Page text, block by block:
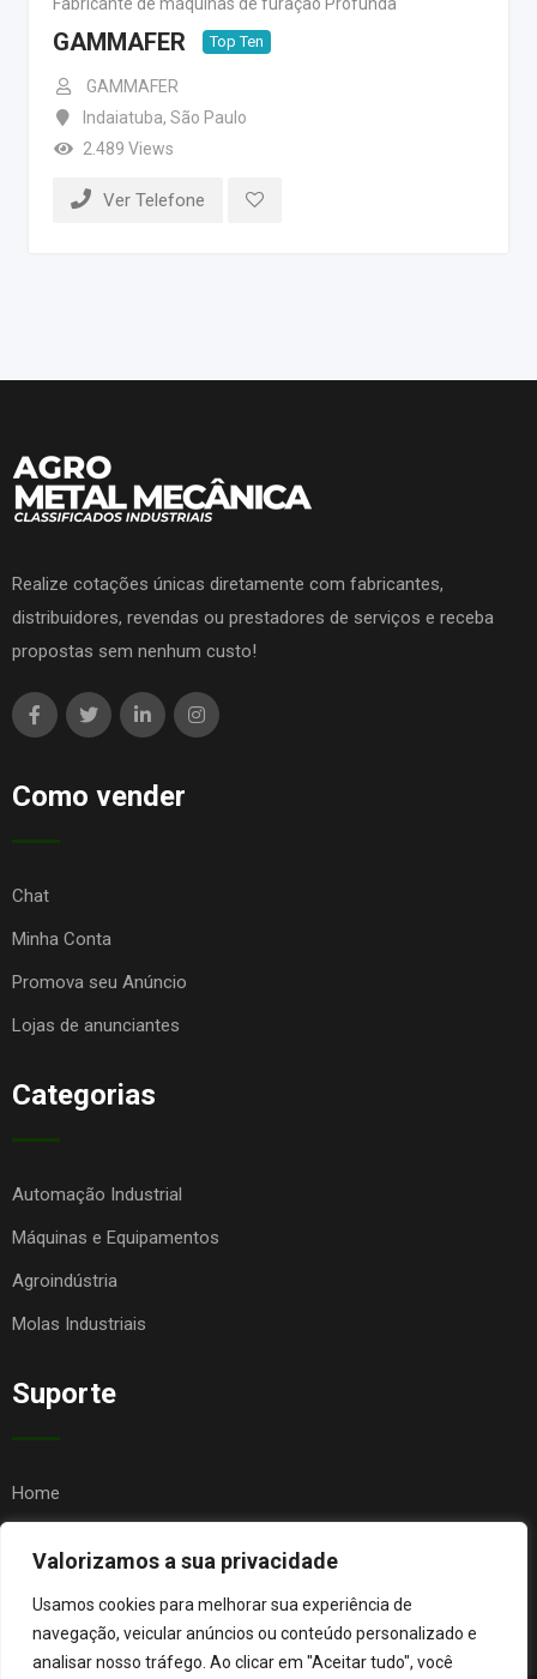
Valorizamos a sua privacidade
Usamos cookies para melhorar sua experiência de
navegação, veicular anúncios ou conteúdo personalizado e
analisar nosso tráfego. Ao clicar em "Aceitar tudo", você
GAMMAFER Top Ten
GAMMAFER
Indaiatuba, São Paulo
2.489 Views
Ver Telefone
Realize cotações únicas diretamente com fabricantes,
distribuidores, revendas ou prestadores de serviços e receba
propostas sem nenhum custo!
Como vender
Chat
Minha Conta
Promova seu Anúncio
Lojas de anunciantes
Categorias
Automação Industrial
Máquinas e Equipamentos
Agroindústria
Molas Industriais
Suporte
Home